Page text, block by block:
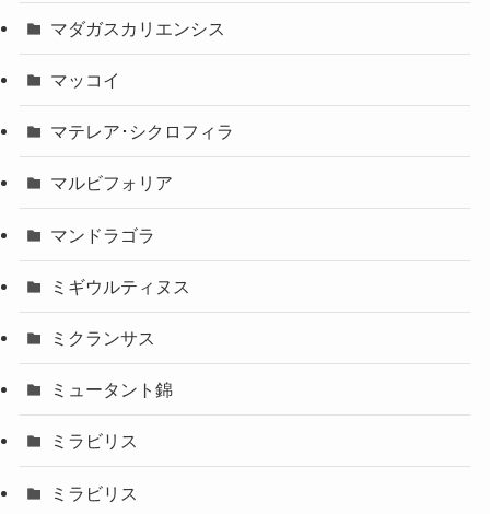
マダガスカリエンシス
マッコイ
マテレア･シクロフィラ
マルビフォリア
マンドラゴラ
ミギウルティヌス
ミクランサス
ミュータント錦
ミラビリス
ミラビリス